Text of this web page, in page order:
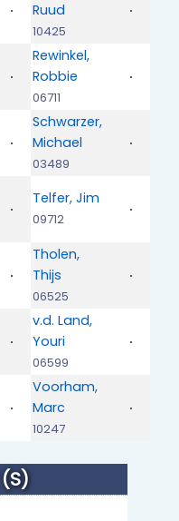
Ruud
10425
Rewinkel,
Robbie
06711
Schwarzer,
Michael
03489
Telfer, Jim
09712
Tholen,
Thijs
06525
v.d. Land,
Youri
06599
Voorham,
Marc
10247
(S)